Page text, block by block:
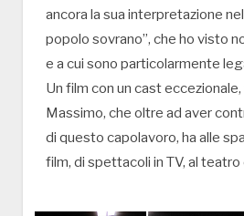
ancora la sua interpretazione
popolo sovrano”, che ho visto
e a cui sono particolarmente
Un film con un cast
Massimo, che oltre ad aver
di questo capolavoro, ha alle
film, di spettacoli in TV, al